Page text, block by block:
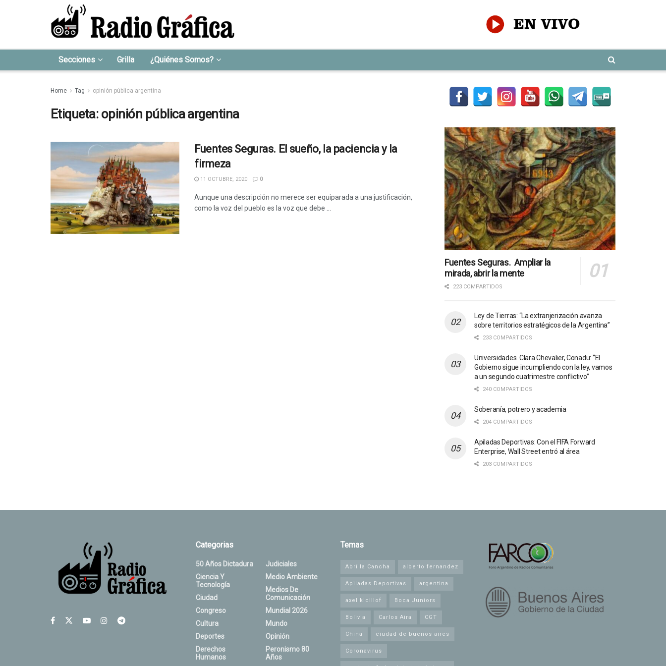
Secciones Grilla ¿Quiénes Somos?
Home Tag opinión pública argentina
Etiqueta: opinión pública argentina
Fuentes Seguras. El sueño, la paciencia y la
firmeza
11 OCTUBRE, 2020 0
Aunque una descripción no merece ser equiparada a una justificación,
como la voz del pueblo es la voz que debe ...
Fuentes Seguras. Ampliar la
mirada, abrir la mente
223 COMPARTIDOS
Ley de Tierras: “La extranjerización avanza
sobre territorios estratégicos de la Argentina”
233 COMPARTIDOS
Universidades. Clara Chevalier, Conadu: “El
Gobierno sigue incumpliendo con la ley, vamos
a un segundo cuatrimestre conflictivo”
240 COMPARTIDOS
Soberanía, potrero y academia
204 COMPARTIDOS
Apiladas Deportivas: Con el FIFA Forward
Enterprise, Wall Street entró al área
203 COMPARTIDOS
Categorias
50 Años Dictadura
Ciencia Y
Tecnología
Ciudad
Congreso
Cultura
Deportes
Derechos
Humanos
Judiciales
Medio Ambiente
Medios De
Comunicación
Mundial 2026
Mundo
Opinión
Peronismo 80
Años
Temas
Abrí la Cancha alberto fernandez
Apiladas Deportivas argentina
axel kicillof Boca Juniors
Bolivia Carlos Aira CGT
China ciudad de buenos aires
Coronavirus